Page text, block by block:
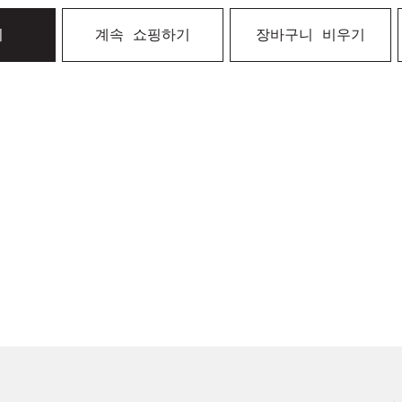
계속 쇼핑하기 장바구니 비우기